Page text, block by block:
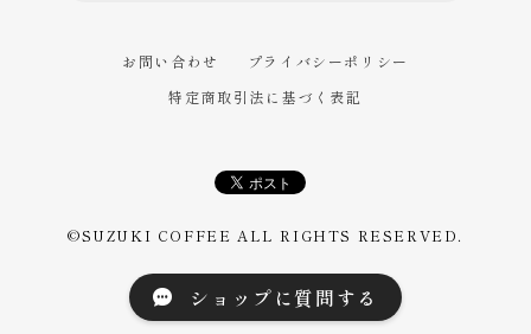
お問い合わせ
プライバシーポリシー
特定商取引法に基づく表記
©︎SUZUKI COFFEE ALL RIGHTS RESERVED.
ショップに質問する